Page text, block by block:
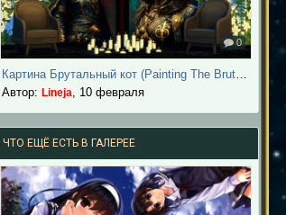
0
Автор: Lineja 10 февраля
ЧТО ЕЩЁ ЕСТЬ В ГАЛЕРЕЕ